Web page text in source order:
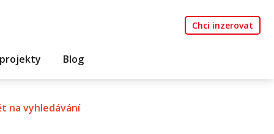
Chci inzerovat
Blog
na vyhledávání